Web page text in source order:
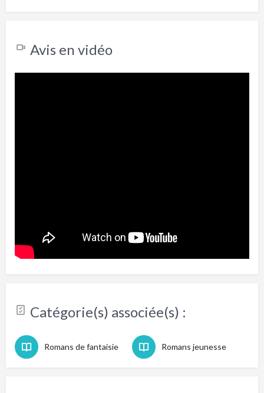
Avis en vidéo
Catégorie(s) associée(s) :
Romans de fantaisie Romans jeunesse